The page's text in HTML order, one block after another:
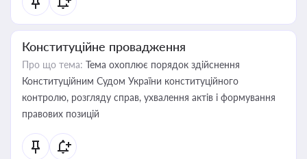
Конституційне провадження
Про що тема: Тема охоплює порядок здійснення
Конституційним Судом України конституційного
контролю, розгляду справ, ухвалення актів і формування
правових позицій